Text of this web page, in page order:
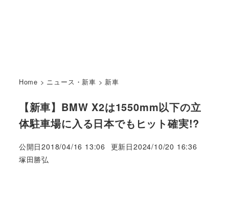
Home > ニュース・新車 > 新車
【新車】BMW X2は1550mm以下の立
体駐車場に入る日本でもヒット確実!?
公開日2018/04/16 13:06 更新日2024/10/20 16:36
著
塚田勝弘